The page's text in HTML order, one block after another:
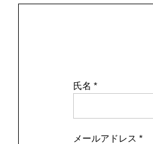
氏名
メールアドレス